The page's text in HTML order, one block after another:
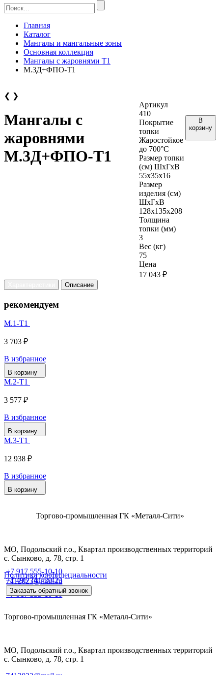
Главная
Каталог
Мангалы и мангальные зоны
Основная коллекция
Мангалы с жаровнями Т1
М.3Д+ФПО-Т1
❮ ❯
Мангалы с
жаровнями
М.3Д+ФПО-Т1
Артикул
410
Покрытие
топки
Жаростойкое
до 700°С
Размер топки
(см) ШхГхВ
55х35х16
Размер
изделия (см)
ШхГхВ
128х135х208
Толщина
топки (мм)
3
Вес (кг)
75
Цена
17 043 ₽
В
корзину
Описание
рекомендуем
М.1-Т1
3 703 ₽
В избранное
В корзину
М.2-Т1
3 577 ₽
В избранное
В корзину
М.3-Т1
12 938 ₽
В избранное
В корзину
Торгово-промышленная ГК «Металл-Сити»
МО, Подольский г.о., Квартал производственных территорий
с. Сынково, д. 78, стр. 1
Политика конфидециальности
+7 917 555-10-10
+7 495 741-20-23
+7 917 555-10-10
7412023@mail.ru
Заказать обратный звонок
Торгово-промышленная ГК «Металл-Сити»
МО, Подольский г.о., Квартал производственных территорий
с. Сынково, д. 78, стр. 1